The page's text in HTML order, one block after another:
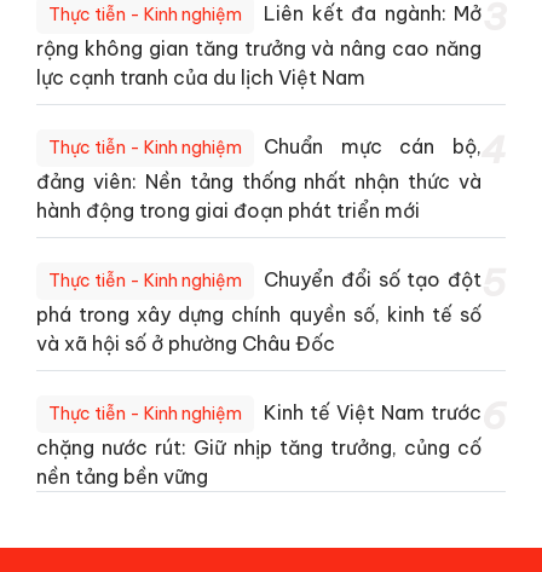
Thực tiễn - Kinh nghiệm
Liên kết đa ngành: Mở
rộng không gian tăng trưởng và nâng cao năng
lực cạnh tranh của du lịch Việt Nam
Thực tiễn - Kinh nghiệm
Chuẩn mực cán bộ,
đảng viên: Nền tảng thống nhất nhận thức và
hành động trong giai đoạn phát triển mới
Thực tiễn - Kinh nghiệm
Chuyển đổi số tạo đột
phá trong xây dựng chính quyền số, kinh tế số
và xã hội số ở phường Châu Đốc
Thực tiễn - Kinh nghiệm
Kinh tế Việt Nam trước
chặng nước rút: Giữ nhịp tăng trưởng, củng cố
nền tảng bền vững